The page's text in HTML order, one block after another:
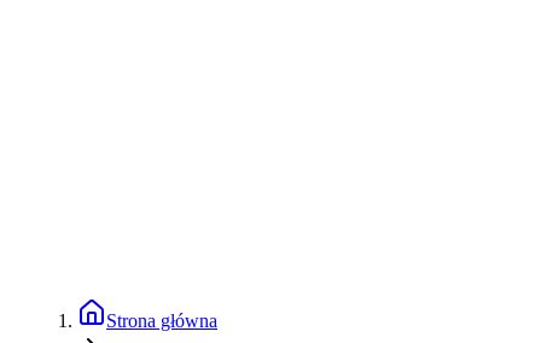
Strona główna